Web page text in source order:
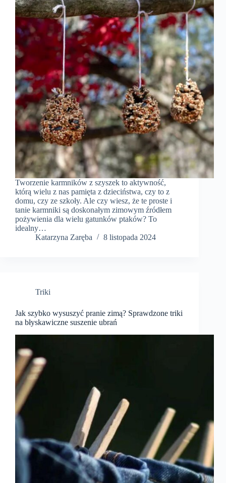
Tworzenie karmników z szyszek to aktywność,
którą wielu z nas pamięta z dzieciństwa, czy to z
domu, czy ze szkoły. Ale czy wiesz, że te proste i
tanie karmniki są doskonałym zimowym źródłem
pożywienia dla wielu gatunków ptaków? To
idealny…
Katarzyna Zaręba
8 listopada 2024
Triki
Jak szybko wysuszyć pranie zimą? Sprawdzone triki
na błyskawiczne suszenie ubrań